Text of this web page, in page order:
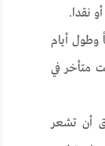
نقدا.
وطول أيام
متأخر في
أن تشعر